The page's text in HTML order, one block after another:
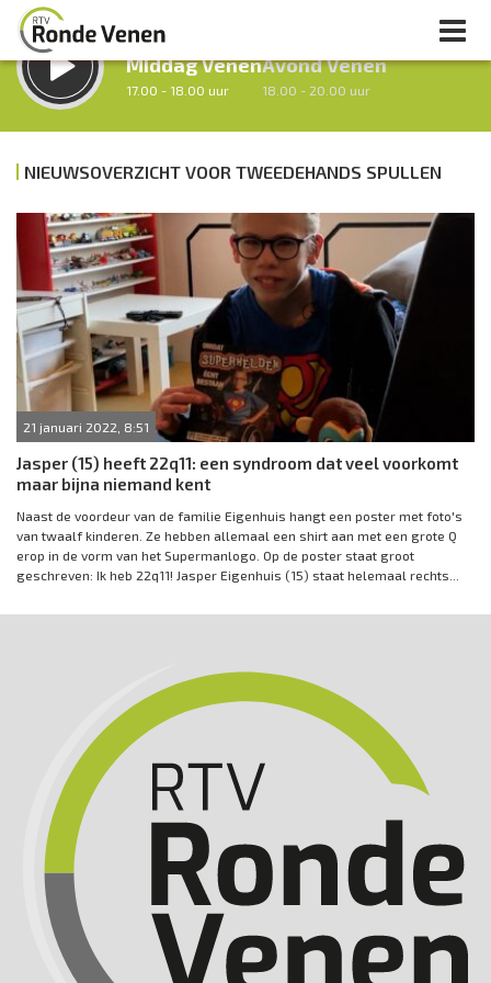
LUISTER LIVE:
Middag Venen
17.00 - 18.00 uur
Avond Venen
18.00 - 20.00 uur
Vorig uur Volgend uur
Inklappen
NIEUWSOVERZICHT VOOR TWEEDEHANDS SPULLEN
21 januari 2022, 8:51
Jasper (15) heeft 22q11: een syndroom dat veel voorkomt
maar bijna niemand kent
Naast de voordeur van de familie Eigenhuis hangt een poster met foto's
van twaalf kinderen. Ze hebben allemaal een shirt aan met een grote Q
erop in de vorm van het Supermanlogo. Op de poster staat groot
geschreven: Ik heb 22q11! Jasper Eigenhuis (15) staat helemaal rechts...